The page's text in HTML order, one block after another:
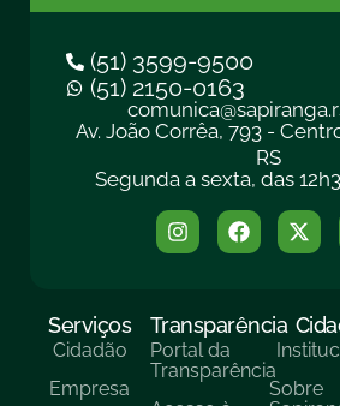
(51) 3599-9500
(51) 2150-0163
Av. João Corrêa, 793 -
RS
Segunda a sexta, das
Serviços
Cidadão
Empresa
Transparência
Portal da
Transparência
Sobre